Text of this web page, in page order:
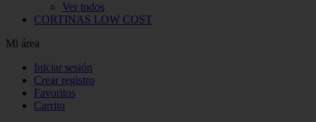
Ver todos
CORTINAS LOW COST
Mi área
Iniciar sesión
Crear registro
Favoritos
Carrito